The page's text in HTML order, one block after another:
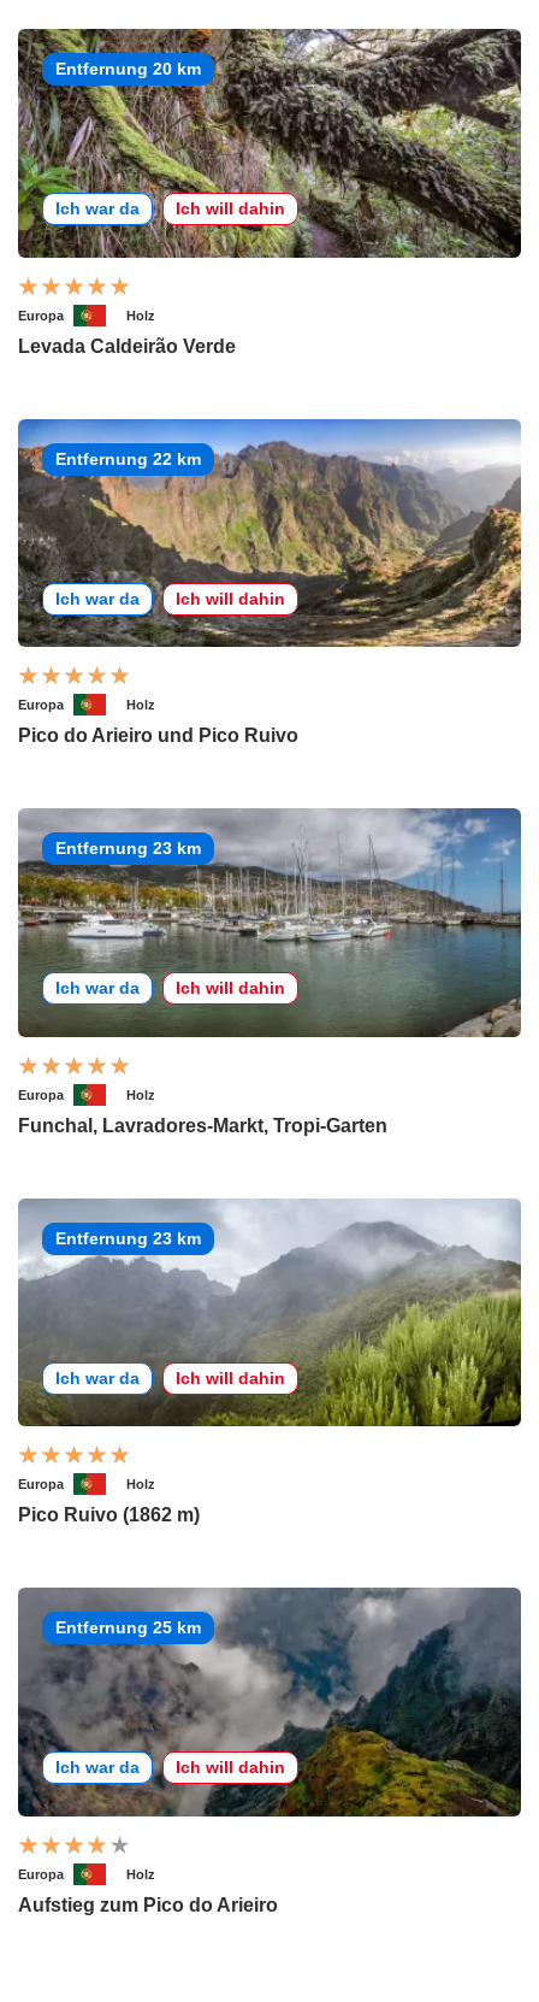
Entfernung 20 km
Ich war da Ich will dahin
Europa Holz
Levada Caldeirão Verde
Entfernung 22 km
Ich war da Ich will dahin
Europa Holz
Pico do Arieiro und Pico Ruivo
Entfernung 23 km
Ich war da Ich will dahin
Europa Holz
Funchal, Lavradores-Markt, Tropi-Garten
Entfernung 23 km
Ich war da Ich will dahin
Europa Holz
Pico Ruivo (1862 m)
Entfernung 25 km
Ich war da Ich will dahin
Europa Holz
Aufstieg zum Pico do Arieiro